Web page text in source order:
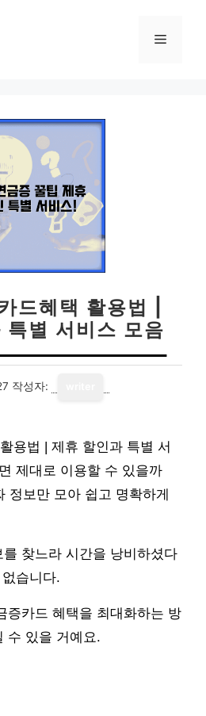
메
드혜택 활용법 |
특별 서비스 모음
작성자:
용법 | 제휴 할인과 특별 서
제대로 이용할 수 있을까
정보만 모아 쉽고 명확하게
찾느라 시간을 낭비하셨다
습니다.
증카드 혜택을 최대화하는 방
수 있을 거예요.